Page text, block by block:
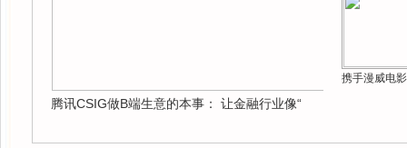
腾讯CSIG做B端生意的本事： 让金融行业像“
携手漫威电